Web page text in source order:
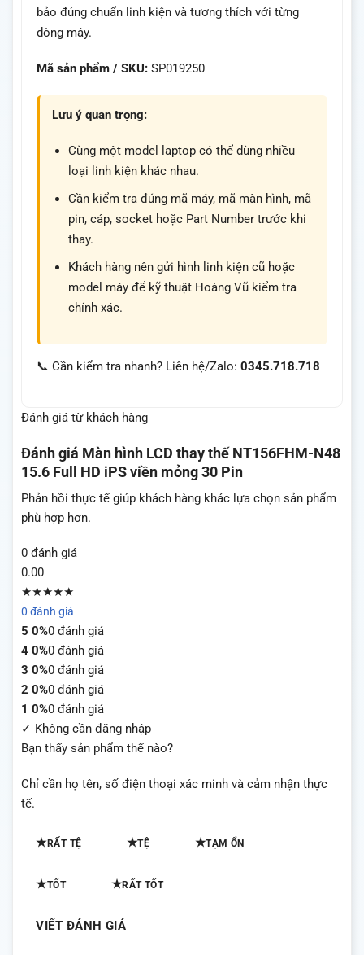
bảo đúng chuẩn linh kiện và tương thích với từng
dòng máy.
Mã sản phẩm / SKU: SP019250
Lưu ý quan trọng:
Cùng một model laptop có thể dùng nhiều
loại linh kiện khác nhau.
Cần kiểm tra đúng mã máy, mã màn hình, mã
pin, cáp, socket hoặc Part Number trước khi
thay.
Khách hàng nên gửi hình linh kiện cũ hoặc
model máy để kỹ thuật Hoàng Vũ kiểm tra
chính xác.
📞 Cần kiểm tra nhanh? Liên hệ/Zalo: 0345.718.718
Đánh giá từ khách hàng
Đánh giá Màn hình LCD thay thế NT156FHM-N48
15.6 Full HD iPS viền mỏng 30 Pin
Phản hồi thực tế giúp khách hàng khác lựa chọn sản phẩm
phù hợp hơn.
0 đánh giá
0.00
★★★★★
0 đánh giá
5 0%0 đánh giá
4 0%0 đánh giá
3 0%0 đánh giá
2 0%0 đánh giá
1 0%0 đánh giá
✓ Không cần đăng nhập
Bạn thấy sản phẩm thế nào?
Chỉ cần họ tên, số điện thoại xác minh và cảm nhận thực
tế.
★RẤT TỆ ★TỆ ★TẠM ỔN
★TỐT ★RẤT TỐT
VIẾT ĐÁNH GIÁ